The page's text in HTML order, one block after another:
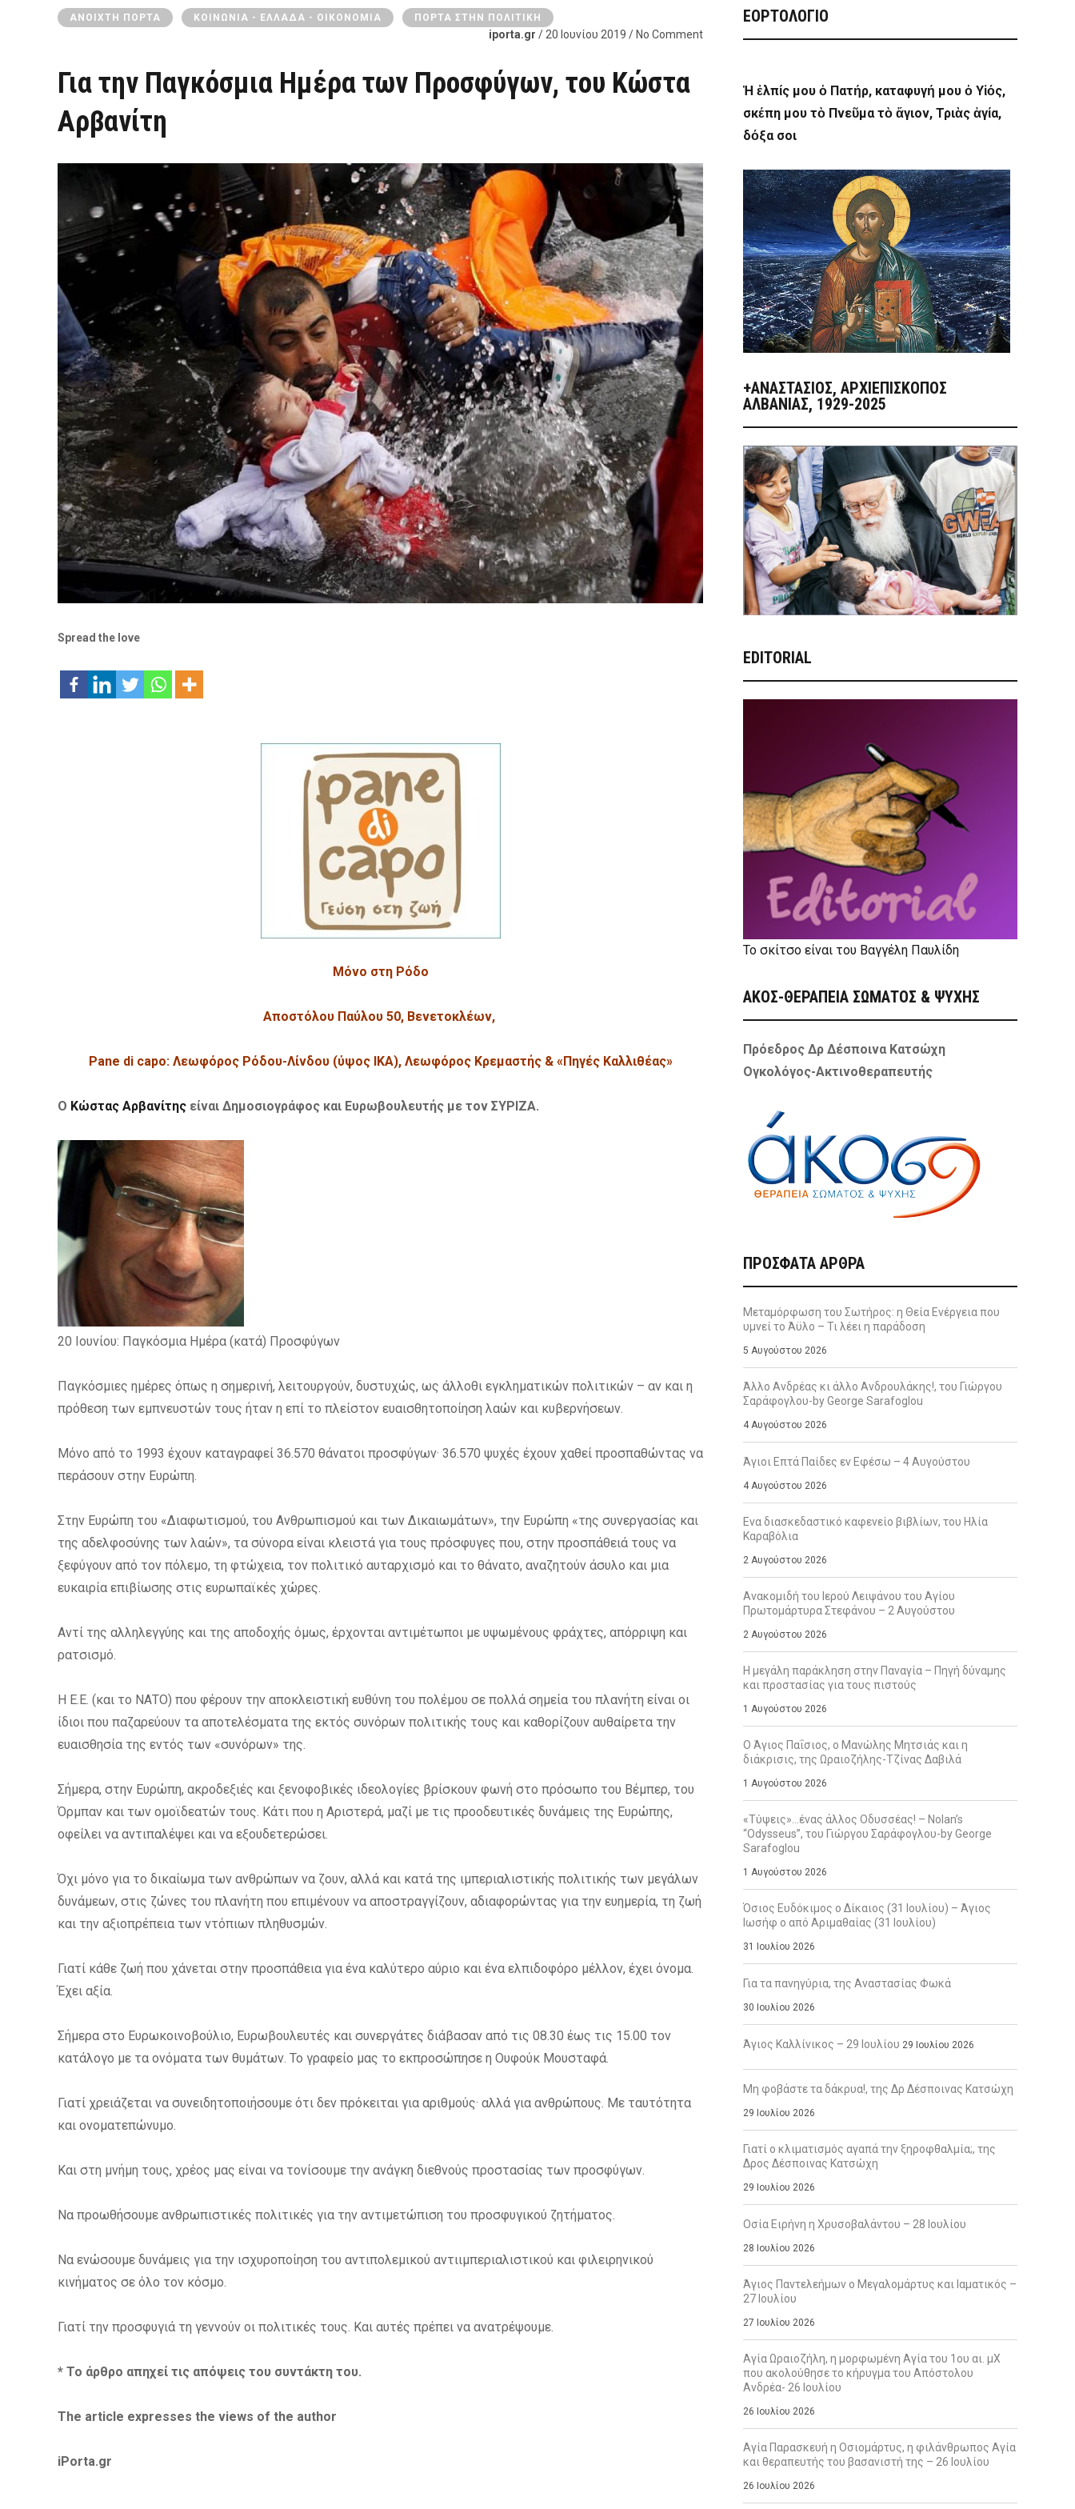
ΑΝΟΙΧΤΉ ΠΌΡΤΑ ΚΟΙΝΩΝΊΑ - ΕΛΛΆΔΑ - ΟΙΚΟΝΟΜΊΑ ΠΌΡΤΑ ΣΤΗΝ ΠΟΛΙΤΙΚΉ
iporta.gr / 20 Ιουνίου 2019 / No Comment
Για την Παγκόσμια Ημέρα των Προσφύγων, του Κώστα
Αρβανίτη
Spread the love
Μόνο στη Ρόδο
Αποστόλου Παύλου 50, Βενετοκλέων,
Pane di capo: Λεωφόρος Ρόδου-Λίνδου (ύψος ΙΚΑ), Λεωφόρος Κρεμαστής & «Πηγές Καλλιθέας»
Ο Κώστας Αρβανίτης είναι Δημοσιογράφος και Ευρωβουλευτής με τον ΣΥΡΙΖΑ.
20 Iουνίου: Παγκόσμια Ημέρα (κατά) Προσφύγων
Παγκόσμιες ημέρες όπως η σημερινή, λειτουργούν, δυστυχώς, ως άλλοθι εγκληματικών πολιτικών – αν και η
πρόθεση των εμπνευστών τους ήταν η επί το πλείστον ευαισθητοποίηση λαών και κυβερνήσεων.
Μόνο από το 1993 έχουν καταγραφεί 36.570 θάνατοι προσφύγων· 36.570 ψυχές έχουν χαθεί προσπαθώντας να
περάσουν στην Ευρώπη.
Στην Ευρώπη του «Διαφωτισμού, του Ανθρωπισμού και των Δικαιωμάτων», την Ευρώπη «της συνεργασίας και
της αδελφοσύνης των λαών», τα σύνορα είναι κλειστά για τους πρόσφυγες που, στην προσπάθειά τους να
ξεφύγουν από τον πόλεμο, τη φτώχεια, τον πολιτικό αυταρχισμό και το θάνατο, αναζητούν άσυλο και μια
ευκαιρία επιβίωσης στις ευρωπαϊκές χώρες.
Αντί της αλληλεγγύης και της αποδοχής όμως, έρχονται αντιμέτωποι με υψωμένους φράχτες, απόρριψη και
ρατσισμό.
Η Ε.Ε. (και το ΝΑΤΟ) που φέρουν την αποκλειστική ευθύνη του πολέμου σε πολλά σημεία του πλανήτη είναι οι
ίδιοι που παζαρεύουν τα αποτελέσματα της εκτός συνόρων πολιτικής τους και καθορίζουν αυθαίρετα την
ευαισθησία της εντός των «συνόρων» της.
Σήμερα, στην Ευρώπη, ακροδεξιές και ξενοφοβικές ιδεολογίες βρίσκουν φωνή στο πρόσωπο του Βέμπερ, του
Όρμπαν και των ομοϊδεατών τους. Κάτι που η Αριστερά, μαζί με τις προοδευτικές δυνάμεις της Ευρώπης,
οφείλει να αντιπαλέψει και να εξουδετερώσει.
Όχι μόνο για το δικαίωμα των ανθρώπων να ζουν, αλλά και κατά της ιμπεριαλιστικής πολιτικής των μεγάλων
δυνάμεων, στις ζώνες του πλανήτη που επιμένουν να αποστραγγίζουν, αδιαφορώντας για την ευημερία, τη ζωή
και την αξιοπρέπεια των ντόπιων πληθυσμών.
Γιατί κάθε ζωή που χάνεται στην προσπάθεια για ένα καλύτερο αύριο και ένα ελπιδοφόρο μέλλον, έχει όνομα.
Έχει αξία.
Σήμερα στο Ευρωκοινοβούλιο, Ευρωβουλευτές και συνεργάτες διάβασαν από τις 08.30 έως τις 15.00 τον
κατάλογο με τα ονόματα των θυμάτων. Το γραφείο μας το εκπροσώπησε η Ουφούκ Μουσταφά.
Γιατί χρειάζεται να συνειδητοποιήσουμε ότι δεν πρόκειται για αριθμούς· αλλά για ανθρώπους. Με ταυτότητα
και ονοματεπώνυμο.
Και στη μνήμη τους, χρέος μας είναι να τονίσουμε την ανάγκη διεθνούς προστασίας των προσφύγων.
Να προωθήσουμε ανθρωπιστικές πολιτικές για την αντιμετώπιση του προσφυγικού ζητήματος.
Να ενώσουμε δυνάμεις για την ισχυροποίηση του αντιπολεμικού αντιιμπεριαλιστικού και φιλειρηνικού
κινήματος σε όλο τον κόσμο.
Γιατί την προσφυγιά τη γεννούν οι πολιτικές τους. Και αυτές πρέπει να ανατρέψουμε.
* Το άρθρο απηχεί τις απόψεις του συντάκτη του.
The article expresses the views of the author
iPorta.gr
ΕΟΡΤΟΛΟΓΙΟ
Ἡ ἐλπίς μου ὁ Πατήρ, καταφυγή μου ὁ Υἱός,
σκέπη μου τὸ Πνεῦμα τὸ ἅγιον, Τριὰς ἁγία,
δόξα σοι
+ΑΝΑΣΤΆΣΙΟΣ, ΑΡΧΙΕΠΊΣΚΟΠΟΣ
ΑΛΒΑΝΊΑΣ, 1929-2025
EDITORIAL
Το σκίτσο είναι του Βαγγέλη Παυλίδη
ΑΚΟΣ-ΘΕΡΑΠΕΙΑ ΣΩΜΑΤΟΣ & ΨΥΧΗΣ
Πρόεδρος Δρ Δέσποινα Κατσώχη
Ογκολόγος-Ακτινοθεραπευτής
ΠΡΌΣΦΑΤΑ ΆΡΘΡΑ
Μεταμόρφωση του Σωτήρος: η Θεία Ενέργεια που
υμνεί το Άϋλο – Τι λέει η παράδοση
5 Αυγούστου 2026
Άλλο Ανδρέας κι άλλο Ανδρουλάκης!, του Γιώργου
Σαράφογλου-by George Sarafoglou
4 Αυγούστου 2026
Άγιοι Επτά Παίδες εν Εφέσω – 4 Αυγούστου
4 Αυγούστου 2026
Ενα διασκεδαστικό καφενείο βιβλίων, του Ηλία
Καραβόλια
2 Αυγούστου 2026
Ανακομιδή του Ιερού Λειψάνου του Αγίου
Πρωτομάρτυρα Στεφάνου – 2 Αυγούστου
2 Αυγούστου 2026
Η μεγάλη παράκληση στην Παναγία – Πηγή δύναμης
και προστασίας για τους πιστούς
1 Αυγούστου 2026
Ο Άγιος Παΐσιος, ο Μανώλης Μητσιάς και η
διάκρισις, της Ωραιοζήλης-Τζίνας Δαβιλά
1 Αυγούστου 2026
«Τύψεις»…ένας άλλος Οδυσσέας! – Nolan’s
“Odysseus”, του Γιώργου Σαράφογλου-by George
Sarafoglou
1 Αυγούστου 2026
Όσιος Ευδόκιμος ο Δίκαιος (31 Ιουλίου) – Άγιος
Ιωσήφ ο από Αριμαθαίας (31 Ιουλίου)
31 Ιουλίου 2026
Για τα πανηγύρια, της Αναστασίας Φωκά
30 Ιουλίου 2026
Άγιος Καλλίνικος – 29 Ιουλίου 29 Ιουλίου 2026
Μη φοβάστε τα δάκρυα!, της Δρ Δέσποινας Κατσώχη
29 Ιουλίου 2026
Γιατί ο κλιματισμός αγαπά την ξηροφθαλμία;, της
Δρος Δέσποινας Κατσώχη
29 Ιουλίου 2026
Οσία Ειρήνη η Χρυσοβαλάντου – 28 Ιουλίου
28 Ιουλίου 2026
Άγιος Παντελεήμων ο Μεγαλομάρτυς και Ιαματικός –
27 Ιουλίου
27 Ιουλίου 2026
Αγία Ωραιοζήλη, η μορφωμένη Αγία του 1ου αι. μΧ
που ακολούθησε το κήρυγμα του Απόστολου
Ανδρέα- 26 Ιουλίου
26 Ιουλίου 2026
Αγία Παρασκευή η Οσιομάρτυς, η φιλάνθρωπος Αγία
και θεραπευτής του βασανιστή της – 26 Ιουλίου
26 Ιουλίου 2026